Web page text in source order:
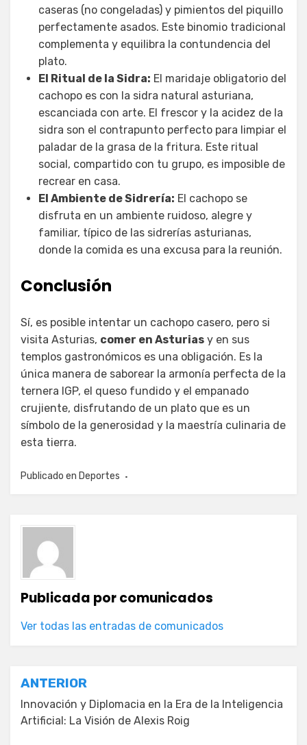
caseras (no congeladas) y pimientos del piquillo
perfectamente asados. Este binomio tradicional
complementa y equilibra la contundencia del
plato.
El Ritual de la Sidra: El maridaje obligatorio del
cachopo es con la sidra natural asturiana,
escanciada con arte. El frescor y la acidez de la
sidra son el contrapunto perfecto para limpiar el
paladar de la grasa de la fritura. Este ritual
social, compartido con tu grupo, es imposible de
recrear en casa.
El Ambiente de Sidrería: El cachopo se
disfruta en un ambiente ruidoso, alegre y
familiar, típico de las sidrerías asturianas,
donde la comida es una excusa para la reunión.
Conclusión
Sí, es posible intentar un cachopo casero, pero si
visita Asturias, comer en Asturias y en sus
templos gastronómicos es una obligación. Es la
única manera de saborear la armonía perfecta de la
ternera IGP, el queso fundido y el empanado
crujiente, disfrutando de un plato que es un
símbolo de la generosidad y la maestría culinaria de
esta tierra.
Publicado en Deportes
Publicada porcomunicados
Ver todas las entradas de comunicados
Navegación
de
entradas
ANTERIOR
Innovación y Diplomacia en la Era de la Inteligencia
Artificial: La Visión de Alexis Roig